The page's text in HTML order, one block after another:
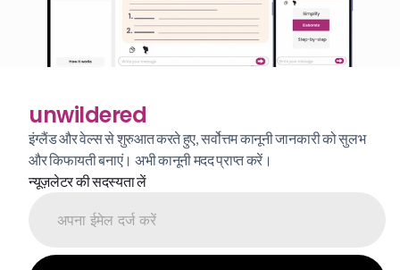
unwildered
इंग्लैंड और वेल्स से शुरुआत करते हुए, सर्वोत्तम कानूनी जानकारी को सुलभ
और किफायती बनाएं। अभी कानूनी मदद प्राप्त करें।
न्यूज़लेटर की सदस्यता लें